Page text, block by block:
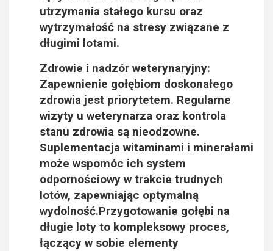
utrzymania stałego kursu oraz
wytrzymałość na stresy związane z
długimi lotami.
Zdrowie i nadzór weterynaryjny:
Zapewnienie gołębiom doskonałego
zdrowia jest priorytetem. Regularne
wizyty u weterynarza oraz kontrola
stanu zdrowia są nieodzowne.
Suplementacja witaminami i minerałami
może wspomóc ich system
odpornościowy w trakcie trudnych
lotów, zapewniając optymalną
wydolność.Przygotowanie gołębi na
długie loty to kompleksowy proces,
łączący w sobie elementy